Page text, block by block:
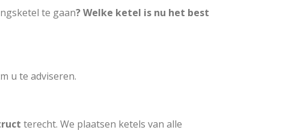
te gaan? Welke ketel is nu het best
u te adviseren.
terecht. We plaatsen ketels van alle